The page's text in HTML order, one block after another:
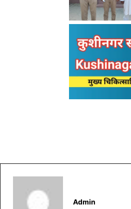
Admin